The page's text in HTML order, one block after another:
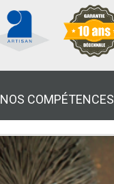
NOS COMPÉTENCES